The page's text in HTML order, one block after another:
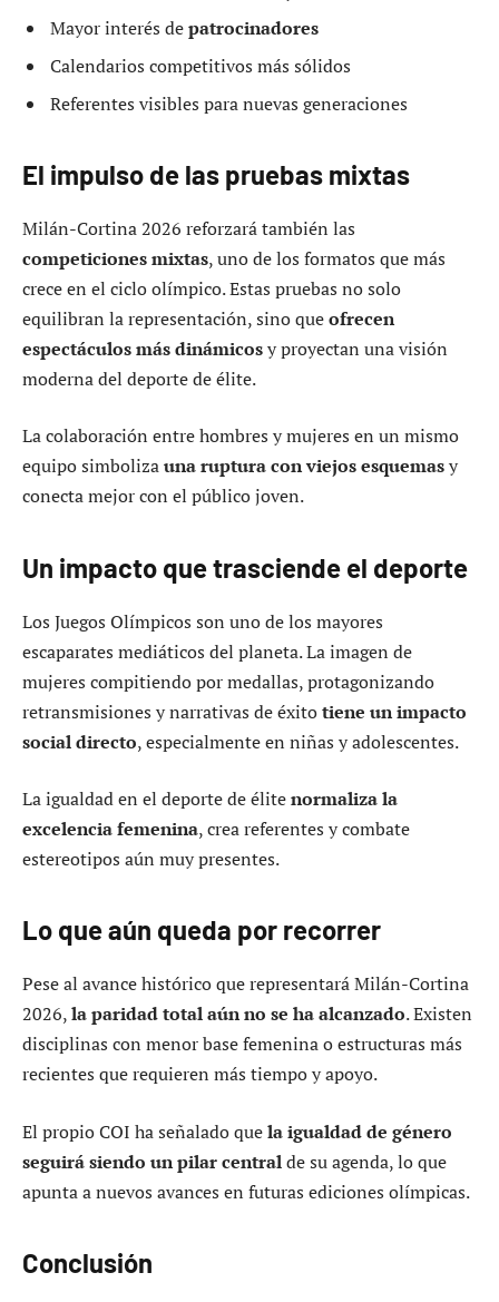
Mayor interés depatrocinadores
Calendarios competitivos más sólidos
Referentes visibles para nuevas generaciones
El impulso de las pruebas mixtas
Milán-Cortina 2026 reforzará también las
competiciones mixtas, uno de los formatos que más
crece en el ciclo olímpico. Estas pruebas no solo
equilibran la representación, sino queofrecen
espectáculos más dinámicosy proyectan una visión
moderna del deporte de élite.
La colaboración entre hombres y mujeres en un mismo
equipo simbolizauna ruptura con viejos esquemasy
conecta mejor con el público joven.
Un impacto que trasciende el deporte
Los Juegos Olímpicos son uno de los mayores
escaparates mediáticos del planeta. La imagen de
mujeres compitiendo por medallas, protagonizando
retransmisiones y narrativas de éxitotiene un impacto
social directo, especialmente en niñas y adolescentes.
La igualdad en el deporte de élitenormaliza la
excelencia femenina, crea referentes y combate
estereotipos aún muy presentes.
Lo que aún queda por recorrer
Pese al avance histórico que representará Milán-Cortina
2026,la paridad total aún no se ha alcanzado. Existen
disciplinas con menor base femenina o estructuras más
recientes que requieren más tiempo y apoyo.
El propio COI ha señalado quela igualdad de género
seguirá siendo un pilar centralde su agenda, lo que
apunta a nuevos avances en futuras ediciones olímpicas.
Conclusión